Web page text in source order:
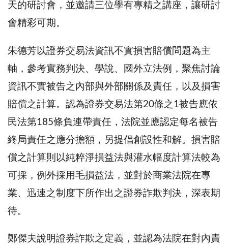
天的研討會，並邀請三位學有專精之講座，讓研討
會精彩可期。
朱德芳以證券交易法資訊不實損害賠償問題為主
軸，參考實務判決、學說、國外立法例，聚焦討論
資訊不實被告之內部與外部關係及責任，以及損害
賠償之計算。認為證券交易法第20條之1被告應依
民法第185條負連帶責任，法院並應認定每名被告
終局責任之應分擔額，另提倡創設性和解。損害賠
償之計算則以純粹淨損益法與灌水幅度計算法較為
可採，例外採用毛損益法，並對於商業法院在專
業、迅速之制度下所作出之證券詐欺判決，深表期
待。
鄭傑夫說明證券詐欺之定義，並認為法院在對內責